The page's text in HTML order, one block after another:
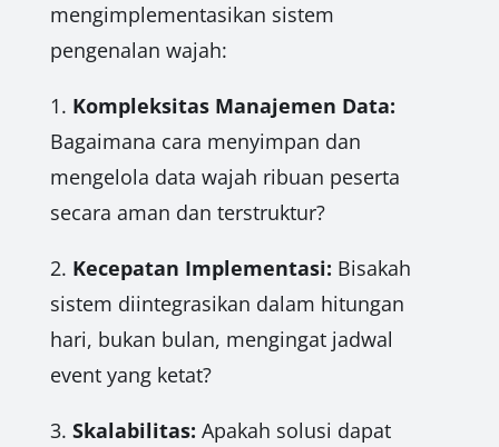
mengimplementasikan sistem
pengenalan wajah:
1. Kompleksitas Manajemen Data:
Bagaimana cara menyimpan dan
mengelola data wajah ribuan peserta
secara aman dan terstruktur?
2. Kecepatan Implementasi: Bisakah
sistem diintegrasikan dalam hitungan
hari, bukan bulan, mengingat jadwal
event yang ketat?
3. Skalabilitas: Apakah solusi dapat